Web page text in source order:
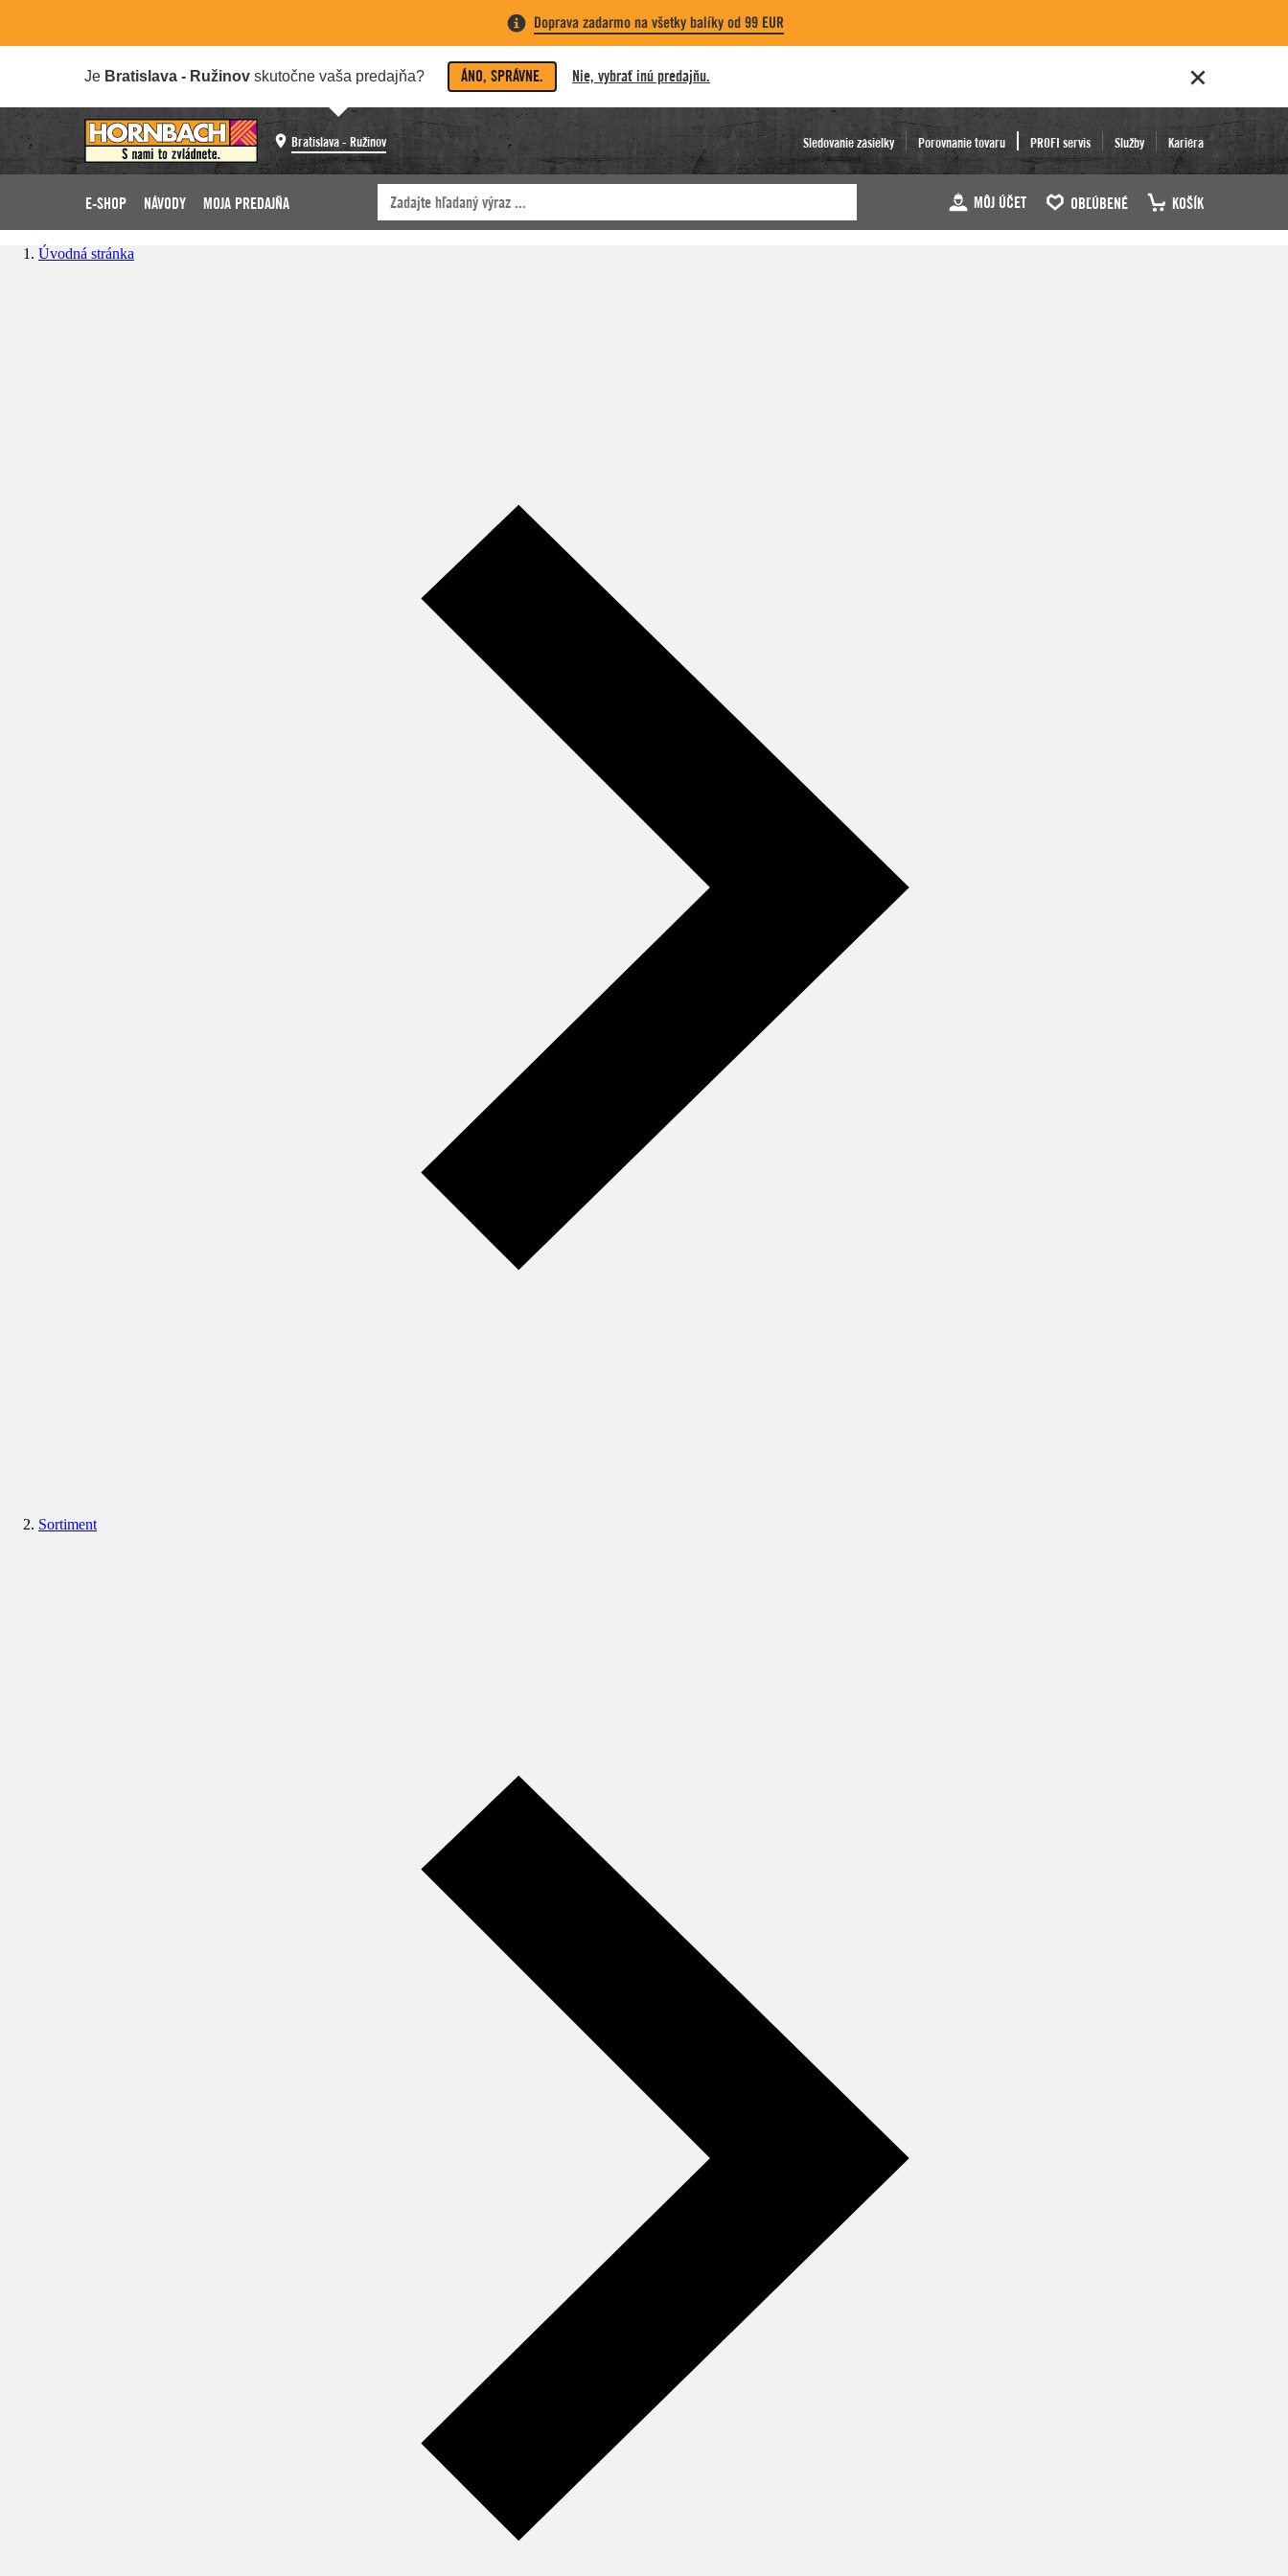
Doprava zadarmo na všetky balíky od 99 EUR
Je Bratislava - Ružinov skutočne vaša predajňa? ÁNO, SPRÁVNE. Nie, vybrať inú predajňu.
Bratislava - Ružinov Sledovanie zásielky Porovnanie tovaru PROFI servis Služby Kariéra
E-SHOP NÁVODY MOJA PREDAJŇA MÔJ ÚČET OBĽÚBENÉ KOŠÍK
Úvodná stránka
Sortiment